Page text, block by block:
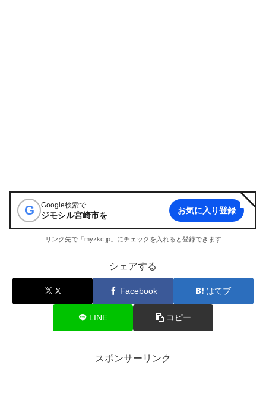
G Google検索で
ジモシル宮崎市を お気に入り登録
リンク先で「myzkc.jp」にチェックを入れると登録できます
シェアする
X Facebook はてブ
LINE コピー
スポンサーリンク